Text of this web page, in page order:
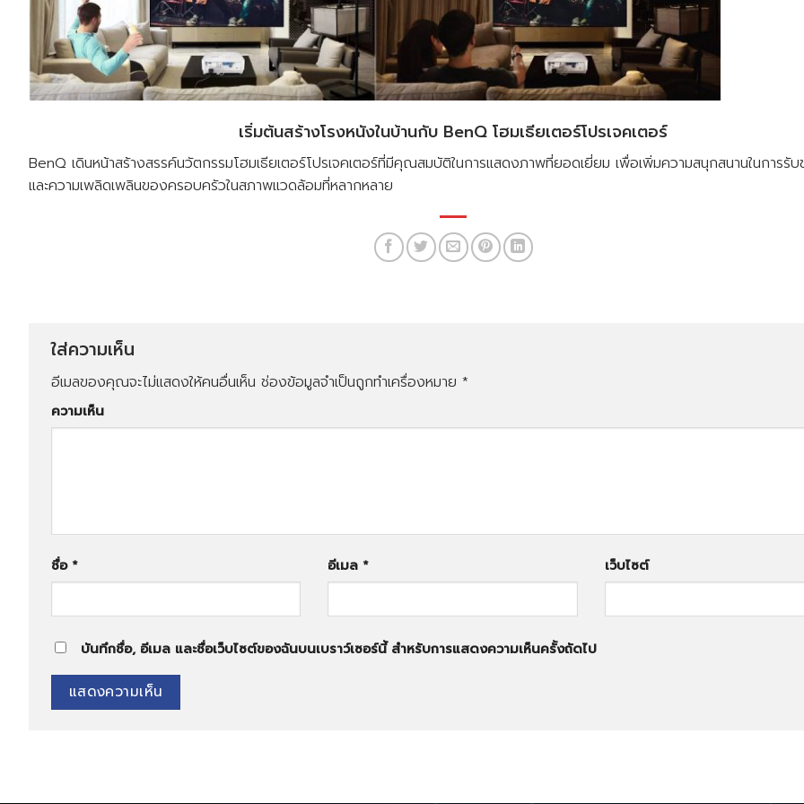
เริ่มต้นสร้างโรงหนังในบ้านกับ BenQ โฮมเธียเตอร์โปรเจคเตอร์
BenQ เดินหน้าสร้างสรรค์นวัตกรรมโฮมเธียเตอร์โปรเจคเตอร์ที่มีคุณสมบัติในการแสดงภาพที่ยอดเยี่ยม เพื่อเพิ่มความสนุกสนานในการรั
และความเพลิดเพลินของครอบครัวในสภาพแวดล้อมที่หลากหลาย
ใส่ความเห็น
อีเมลของคุณจะไม่แสดงให้คนอื่นเห็น ช่องข้อมูลจำเป็นถูกทำเครื่องหมาย *
ความเห็น
ชื่อ * อีเมล * เว็บไซต์
บันทึกชื่อ, อีเมล และชื่อเว็บไซต์ของฉันบนเบราว์เซอร์นี้ สำหรับการแสดงความเห็นครั้งถัดไป